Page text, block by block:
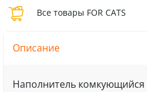
Все товары FOR CATS
Описание
Наполнитель комкующийся